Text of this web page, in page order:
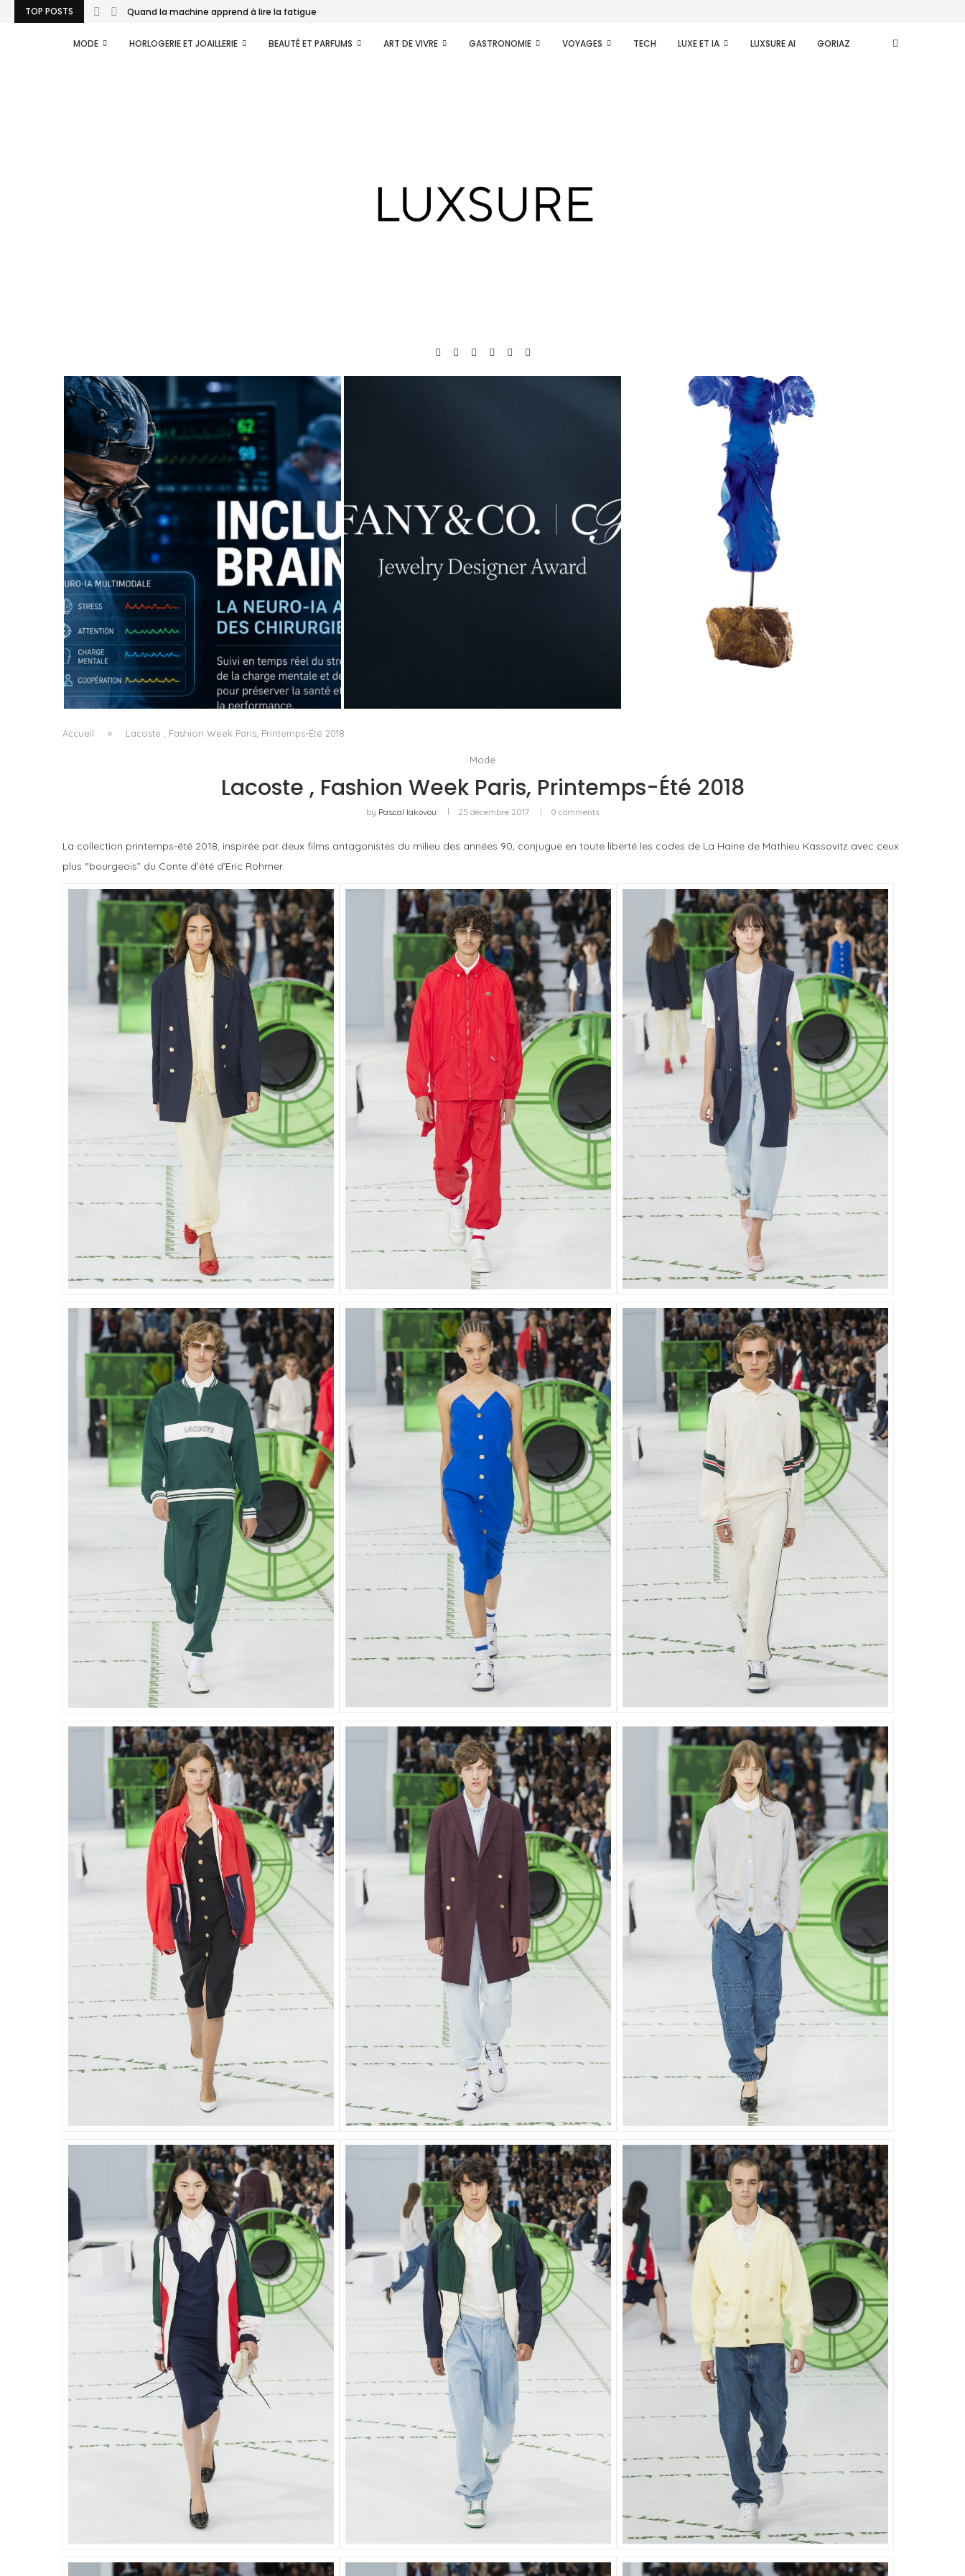
TOP POSTS Quand la machine apprend à lire la fatigue...
MODE HORLOGERIE ET JOAILLERIE BEAUTÉ ET PARFUMS ART DE VIVRE GASTRONOMIE VOYAGES TECH LUXE ET IA LUXSURE AI GORIAZ
QUAND LA MACHINE APPREND À LIRE LA
FATIGUE DU CHIRURGIEN
byPascal Iakovou
À WINGEN-SUR-MODER, QUINZE ANS DE
CRISTAL COMME TERRAIN D’ÉPREUVE
Accueil » Lacoste , Fashion Week Paris, Printemps-Été 2018
Mode
Lacoste , Fashion Week Paris, Printemps-Été 2018
by Pascal Iakovou 25 décembre 2017 0 comments
La collection printemps-été 2018, inspirée par deux films antagonistes du milieu des années 90, conjugue en toute liberté les codes de La Haine de Mathieu Kassovitz avec ceux
plus “bourgeois” du Conte d’été d’Eric Rohmer.